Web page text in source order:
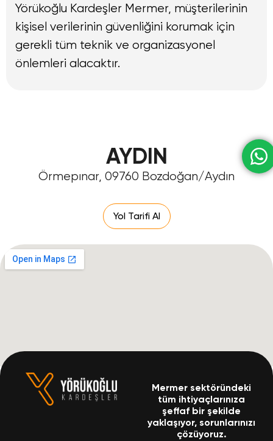
Yörükoğlu Kardeşler Mermer, müşterilerinin
kişisel verilerinin güvenliğini korumak için
gerekli tüm teknik ve organizasyonel
önlemleri alacaktır.
AYDIN
Örmepınar, 09760 Bozdoğan/Aydın
Yol Tarifi Al
Mermer sektöründeki
tüm ihtiyaçlarınıza
şeffaf bir şekilde
yaklaşıyor, sorunlarınızı
çözüyoruz.